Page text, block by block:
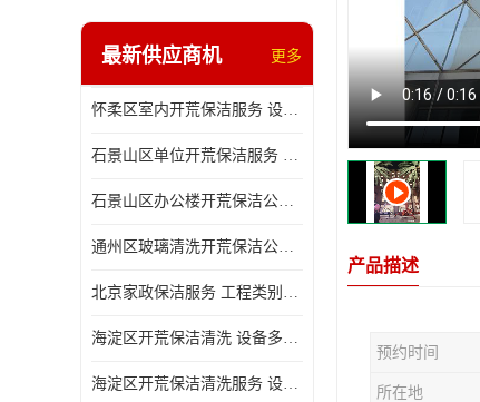
最新供应商机 更多
怀柔区室内开荒保洁服务 设备多样 减轻日后打理工作
石景山区单位开荒保洁服务 省心省力 便于人员尽快入住
石景山区办公楼开荒保洁公司 设备多样 清洁知识全面
通州区玻璃清洗开荒保洁公司电话 省心省力 有效消除隐患
北京家政保洁服务 工程类别多 有效消除隐患
海淀区开荒保洁清洗 设备多样 避免会留下卫生死角
海淀区开荒保洁清洗服务 设备多样 清洁知识全面
产品描述
预约时间
所在地